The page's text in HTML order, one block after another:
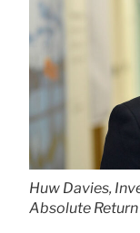
Huw Davies,
Absolute